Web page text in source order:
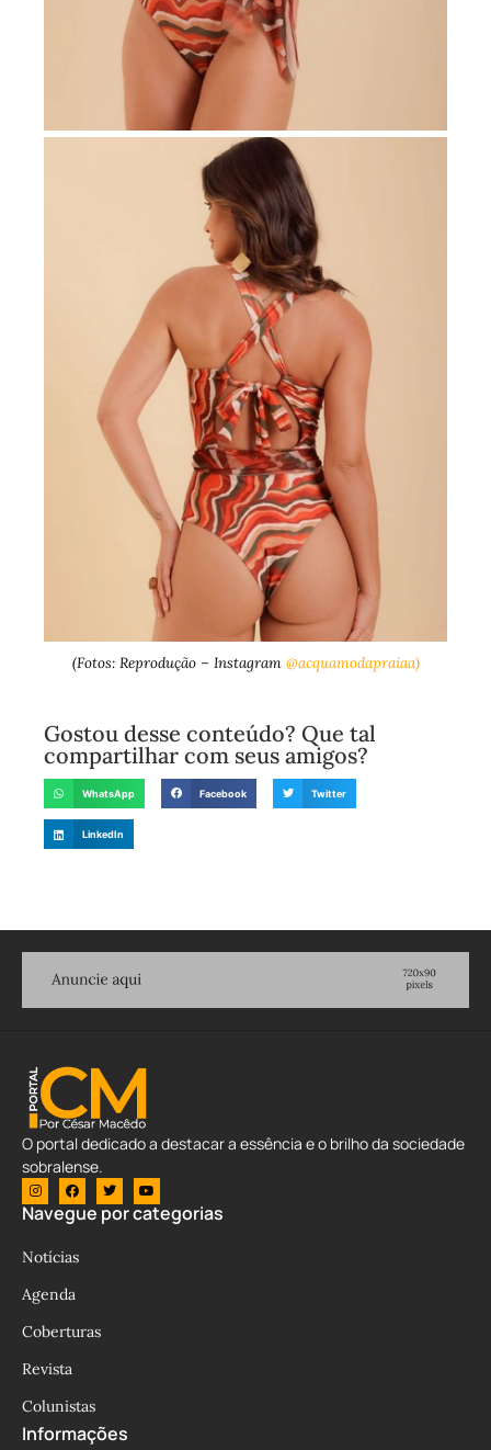
(Fotos: Reprodução – Instagram @acquamodapraiaa)
Gostou desse conteúdo? Que tal
compartilhar com seus amigos?
WhatsApp Facebook Twitter
LinkedIn
O portal dedicado a destacar a essência e o brilho da sociedade
sobralense.
Navegue por categorias
Notícias
Agenda
Coberturas
Revista
Colunistas
Informações